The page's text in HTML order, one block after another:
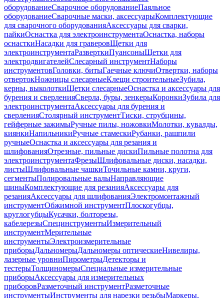
оборудованиеСварочное оборудованиеПаяльное
оборудованиеСварочные маски, аксессуарыКомплектующие
для сварочного оборудованияАксессуары для сварки,
пайкиОснастка для электроинструментаОснастка, наборы
оснасткиНасадки для граверовЩетки для
электроинструментаРазверткиПуансоныЩетки для
электродвигателейСлесарный инструментНаборы
инструментовГоловки, битыГаечные ключиОтвертки, наборы
отвертокНожницы слесарныеКлещи строительныеЗубила,
керны, выколоткиЩетки слесарныеОснастка и аксессуары для
бурения и сверленияСверла, буры, зенкерыКоронкиЗубила для
электроинструментаАксессуары для бурения и
сверленияСтолярный инструментТиски, струбцины,
гейферные зажимыРучные пилы, ножовкиМолотки, кувалды,
киянкиНапильникиРучные стамескиРубанки, рашпили
ручныеОснастка и аксессуары для резания и
шлифованияОтрезные, пильные дискиПильные полотна для
электроинструментаФрезыШлифовальные диски, насадки,
листыШлифовальные чашкиТочильные камни, круги,
сегментыПолировальные валыНаправляющие
шиныКомплектующие для резанияАксессуары для
резанияАксессуары для шлифованияЭлектромонтажный
инструментОбжимной инструментПлоскогубцы,
круглогубцыКусачки, болторезы,
кабелерезыСпецинструментыИзмерительный
инструментМерительные
инструментыЭлектроизмерительные
приборыДальномерыДальномеры оптическиеНивелиры,
лазерные уровниПирометрыДетекторы и
тестерыТолщиномерыСпециальные измерительные
приборыАксессуары для измерительных
приборовРазметочный инструментРазметочные
инструментыИнструменты для нарезки резьбыМаркеры,